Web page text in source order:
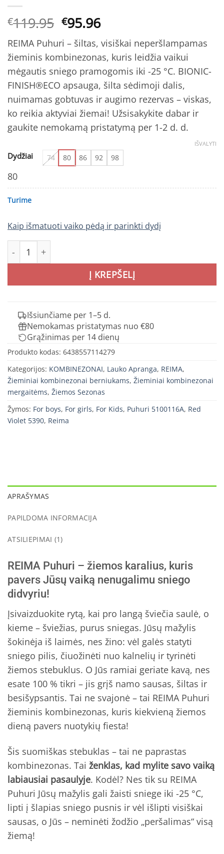
€119.95 Original
price
was:
€119.95.
€95.96Current
price
is:
€95.96.
REIMA Puhuri – šiltas, visiškai neperšlampamas
žieminis kombinezonas, kuris leidžia vaikui
mėgautis sniego pramogomis iki -25 °C. BIONIC-
FINISH®ECO apsauga, šilta sėdimoji dalis,
nuimamas gobtuvas ir augimo rezervas – viskas,
ko reikia aktyviai žiemai! Užsisakykite dabar ir
gaukite nemokamą pristatymą per 1-2 d. d.
Dydžiai 74 80 86 92 98
IŠVALYTI
80
Turime
Kaip išmatuoti vaiko pėdą ir parinkti dydį
produkto kiekis: REIMA Puhuri žieminis kombinezonas
Į KREPŠELĮ
Išsiunčiame per 1–5 d.
Nemokamas pristatymas nuo €80
Grąžinimas per 14 dienų
Produkto kodas: 6438557114279
Kategorijos: KOMBINEZONAI, Lauko Apranga, REIMA,
Žieminiai kombinezonai berniukams, Žieminiai kombinezonai
mergaitėms, Žiemos Sezonas
Žymos: For boys, For girls, For Kids, Puhuri 5100116A, Red
Violet 5390, Reima
APRAŠYMAS
PAPILDOMA INFORMACIJA
ATSILIEPIMAI (1)
REIMA Puhuri – žiemos karalius, kuris
pavers Jūsų vaiką nenugalimu sniego
didvyriu!
Įsivaizduokite rytą, kai pro langą šviečia saulė, o
kieme – šviežias, purus sniegas. Jūsų mažylis
šokinėja iš laimės, nes žino: vėl galės statyti
sniego pilis, čiuožinėti nuo kalnelių ir tyrinėti
žiemos stebuklus. O Jūs ramiai geriate kavą, nes
esate 100 % tikri – jis grįš namo sausas, šiltas ir
besišypsantis. Tai ne svajonė – tai REIMA Puhuri
žieminis kombinezonas, kuris kiekvieną žiemos
dieną pavers nuotykių fiesta!
Šis suomiškas stebuklas – tai ne paprastas
kombinezonas. Tai ženklas, kad mylite savo vaiką
labiausiai pasaulyje. Kodėl? Nes tik su REIMA
Puhuri Jūsų mažylis gali žaisti sniege iki -25 °C,
lipti į šlapias sniego pusnis ir vėl išlipti visiškai
sausas, o Jūs – neminėti žodžio „peršalimas“ visą
žiemą!